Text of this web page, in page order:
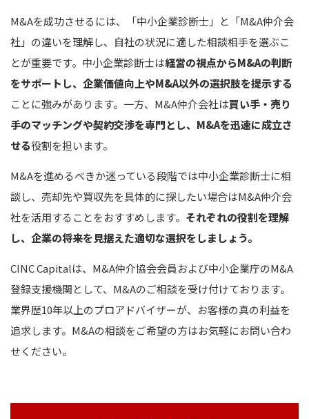
M&Aを成功させるには、「中小企業診断士」と「M&A仲介会
社」の違いを理解し、自社の状況に適した相談相手を選ぶこ
とが重要です。中小企業診断士は経営の視点からM&Aの判断
をサポートし、企業価値向上やM&A以外の選択肢を提示する
ことに強みがあります。一方、M&A仲介会社は買い手・売り
手のマッチングや契約交渉を専門とし、M&Aを迅速に成立さ
せる役割を担います。
M&Aを進めるべきか迷っている段階では中小企業診断士に相
談し、売却先や買収先を具体的に探したい場合はM&A仲介会
社を活用することをおすすめします。 それぞれの役割を理解
し、企業の将来を見据えた適切な選択をしましょう。
CINC Capitalは、M&A仲介協会会員および中小企業庁のM&A
登録支援機関として、M&Aのご相談を受け付けております。
業界歴10年以上のプロアドバイザーが、お客様の真の利益を
追求します。M&Aの相談をご希望の方はお気軽にお問い合わ
せください。